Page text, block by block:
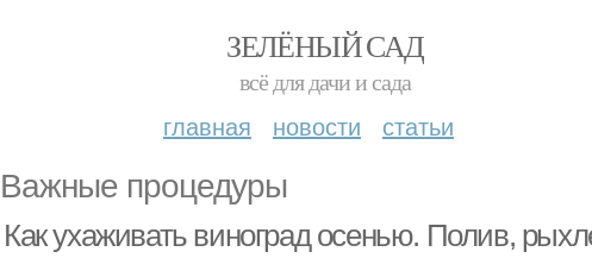
ЗЕЛЁНЫЙ САД
всё для дачи и сада
главная новости статьи
Важные процедуры
Как ухаживать виноград осенью. Полив,